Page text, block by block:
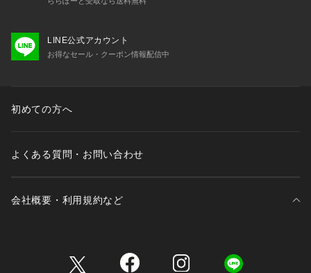
LINE公式アカウント
お得なセール・クーポン情報配信中
初めての方へ
よくある質問・お問い合わせ
会社概要・利用規約など